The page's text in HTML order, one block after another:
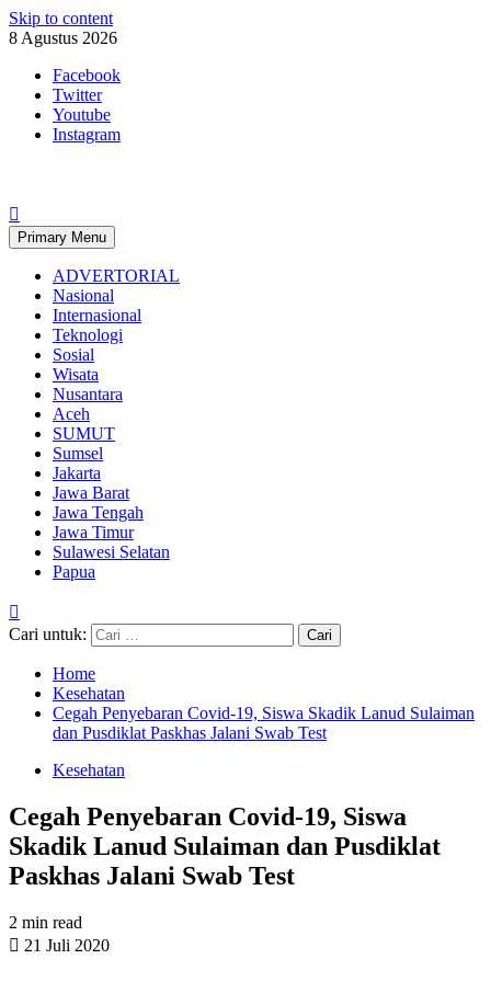
Skip to content
8 Agustus 2026
Facebook
Twitter
Youtube
Instagram
Primary Menu
ADVERTORIAL
Nasional
Internasional
Teknologi
Sosial
Wisata
Nusantara
Aceh
SUMUT
Sumsel
Jakarta
Jawa Barat
Jawa Tengah
Jawa Timur
Sulawesi Selatan
Papua
Cari untuk:
Home
Kesehatan
Cegah Penyebaran Covid-19, Siswa Skadik Lanud Sulaiman
dan Pusdiklat Paskhas Jalani Swab Test
Kesehatan
Cegah Penyebaran Covid-19, Siswa
Skadik Lanud Sulaiman dan Pusdiklat
Paskhas Jalani Swab Test
2 min read
21 Juli 2020